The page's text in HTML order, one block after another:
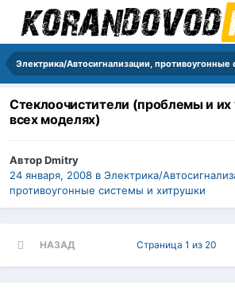
Стеклоочистители (проблемы и их
всех моделях)
АвторDmitry
24 января, 2008 в Электрика/
противоугонные системы и хитрушки
НАЗАД Страница 1 из 20